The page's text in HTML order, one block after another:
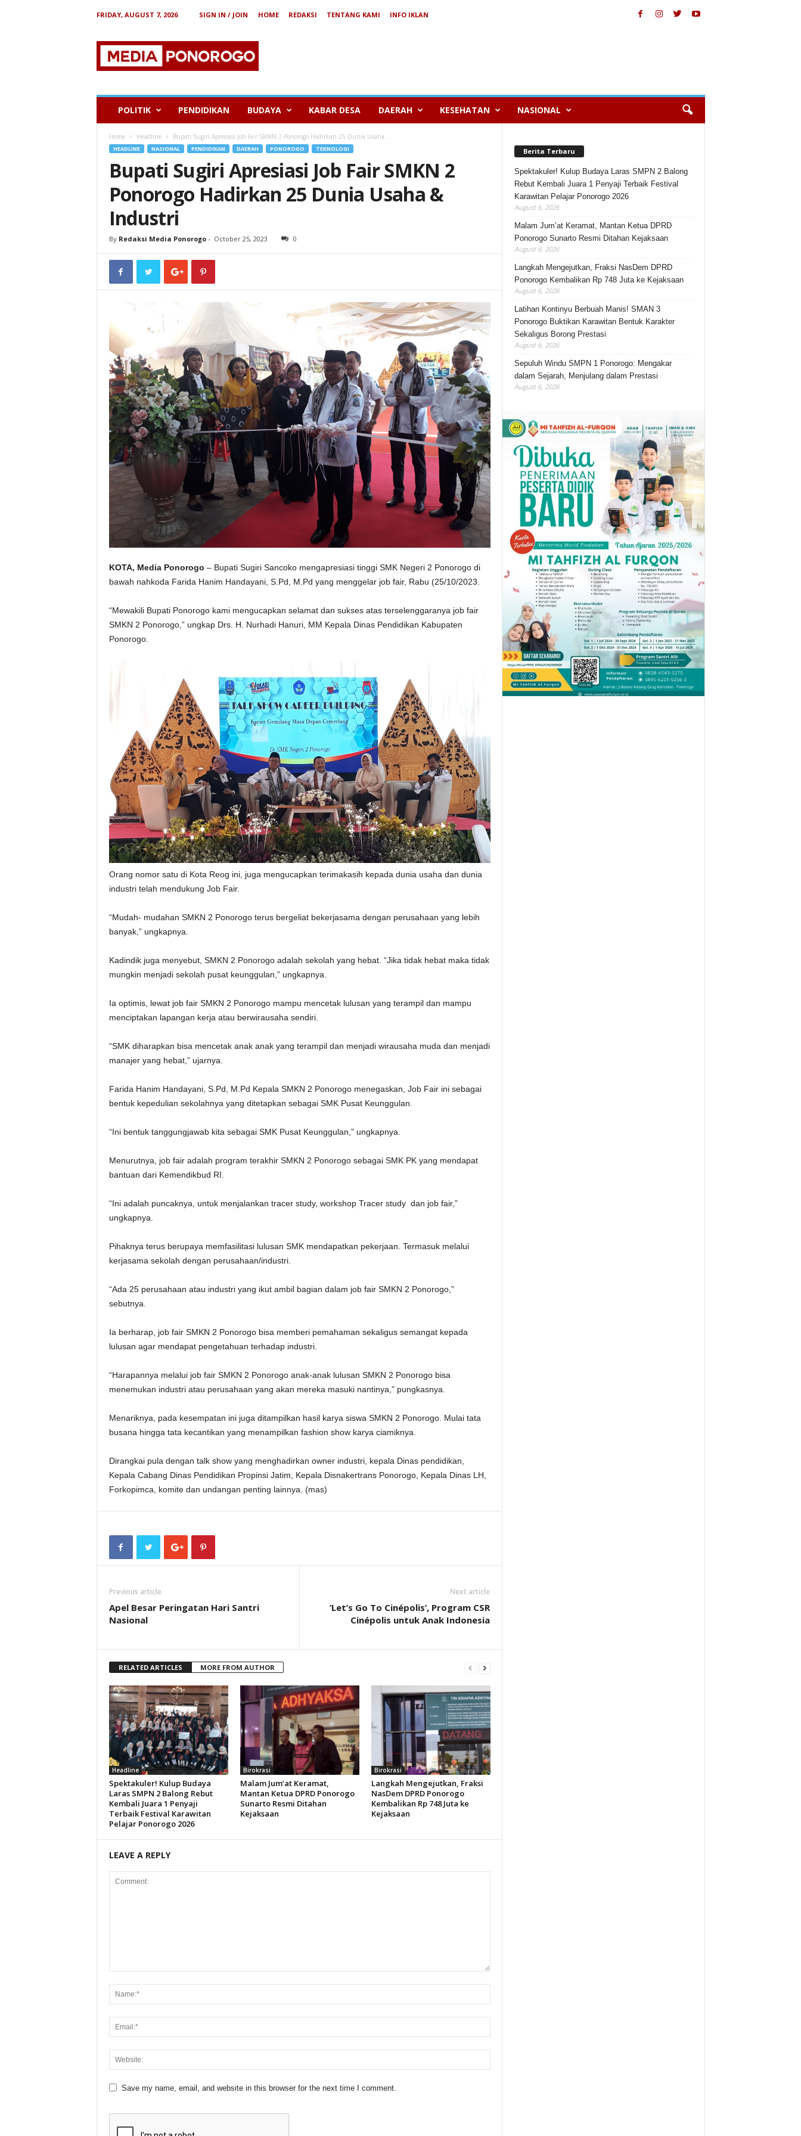
FRIDAY, AUGUST 7, 2026 SIGN IN / JOIN HOME REDAKSI TENTANG KAMI
INFO IKLAN
e
POLITIK PENDIDIKAN BUDAYA KABAR DESA DAERAH KESEHATAN NASIONAL
Home Headline Bupati Sugiri Apresiasi Job Fair SMKN 2 Ponorogo Hadirkan 25 Dunia Usaha...
HEADLINE NASIONAL PENDIDIKAN DAERAH PONOROGO TEKNOLOGI
Bupati Sugiri Apresiasi Job Fair SMKN 2
Ponorogo Hadirkan 25 Dunia Usaha &
Industri
By Redaksi Media Ponorogo- October 25, 2023 0
KOTA, Media Ponorogo – Bupati Sugiri Sancoko mengapresiasi tinggi SMK Negeri 2 Ponorogo di
bawah nahkoda Farida Hanim Handayani, S.Pd, M.Pd yang menggelar job fair, Rabu (25/10/2023.
“Mewakili Bupati Ponorogo kami mengucapkan selamat dan sukses atas terselenggaranya job fair
SMKN 2 Ponorogo,” ungkap Drs. H. Nurhadi Hanuri, MM Kepala Dinas Pendidikan Kabupaten
Ponorogo.
Orang nomor satu di Kota Reog ini, juga mengucapkan terimakasih kepada dunia usaha dan dunia
industri telah mendukung Job Fair.
“Mudah- mudahan SMKN 2 Ponorogo terus bergeliat bekerjasama dengan perusahaan yang lebih
banyak,” ungkapnya.
Kadindik juga menyebut, SMKN 2 Ponorogo adalah sekolah yang hebat. “Jika tidak hebat maka tidak
mungkin menjadi sekolah pusat keunggulan,” ungkapnya.
Ia optimis, lewat job fair SMKN 2 Ponorogo mampu mencetak lulusan yang terampil dan mampu
menciptakan lapangan kerja atau berwirausaha sendiri.
“SMK diharapkan bisa mencetak anak anak yang terampil dan menjadi wirausaha muda dan menjadi
manajer yang hebat,” ujarnya.
Farida Hanim Handayani, S.Pd, M.Pd Kepala SMKN 2 Ponorogo menegaskan, Job Fair ini sebagai
bentuk kepedulian sekolahnya yang ditetapkan sebagai SMK Pusat Keunggulan.
“Ini bentuk tanggungjawab kita sebagai SMK Pusat Keunggulan,” ungkapnya.
Menurutnya, job fair adalah program terakhir SMKN 2 Ponorogo sebagai SMK PK yang mendapat
bantuan dari Kemendikbud RI.
“Ini adalah puncaknya, untuk menjalankan tracer study, workshop Tracer study dan job fair,”
ungkapnya.
Pihaknya terus berupaya memfasilitasi lulusan SMK mendapatkan pekerjaan. Termasuk melalui
kerjasama sekolah dengan perusahaan/industri.
“Ada 25 perusahaan atau industri yang ikut ambil bagian dalam job fair SMKN 2 Ponorogo,”
sebutnya.
Ia berharap, job fair SMKN 2 Ponorogo bisa memberi pemahaman sekaligus semangat kepada
lulusan agar mendapat pengetahuan terhadap industri.
“Harapannya melalui job fair SMKN 2 Ponorogo anak-anak lulusan SMKN 2 Ponorogo bisa
menemukan industri atau perusahaan yang akan mereka masuki nantinya,” pungkasnya.
Menariknya, pada kesempatan ini juga ditampilkan hasil karya siswa SMKN 2 Ponorogo. Mulai tata
busana hingga tata kecantikan yang menampilkan fashion show karya ciamiknya.
Dirangkai pula dengan talk show yang menghadirkan owner industri, kepala Dinas pendidikan,
Kepala Cabang Dinas Pendidikan Propinsi Jatim, Kepala Disnakertrans Ponorogo, Kepala Dinas LH,
Forkopimca, komite dan undangan penting lainnya. (mas)
Previous article
Apel Besar Peringatan Hari Santri
Nasional
Next article
‘Let’s Go To Cinépolis’, Program CSR
Cinépolis untuk Anak Indonesia
RELATED ARTICLES MORE FROM AUTHOR
Headline
Spektakuler! Kulup Budaya
Laras SMPN 2 Balong Rebut
Kembali Juara 1 Penyaji
Terbaik Festival Karawitan
Pelajar Ponorogo 2026
Birokrasi
Malam Jum’at Keramat,
Mantan Ketua DPRD Ponorogo
Sunarto Resmi Ditahan
Kejaksaan
Birokrasi
Langkah Mengejutkan, Fraksi
NasDem DPRD Ponorogo
Kembalikan Rp 748 Juta ke
Kejaksaan
LEAVE A REPLY
Save my name, email, and website in this browser for the next time I comment.
Berita Terbaru
Spektakuler! Kulup Budaya Laras SMPN 2 Balong
Rebut Kembali Juara 1 Penyaji Terbaik Festival
Karawitan Pelajar Ponorogo 2026
August 6, 2026
Malam Jum’at Keramat, Mantan Ketua DPRD
Ponorogo Sunarto Resmi Ditahan Kejaksaan
August 6, 2026
Langkah Mengejutkan, Fraksi NasDem DPRD
Ponorogo Kembalikan Rp 748 Juta ke Kejaksaan
August 6, 2026
Latihan Kontinyu Berbuah Manis! SMAN 3
Ponorogo Buktikan Karawitan Bentuk Karakter
Sekaligus Borong Prestasi
August 6, 2026
Sepuluh Windu SMPN 1 Ponorogo: Mengakar
dalam Sejarah, Menjulang dalam Prestasi
August 6, 2026